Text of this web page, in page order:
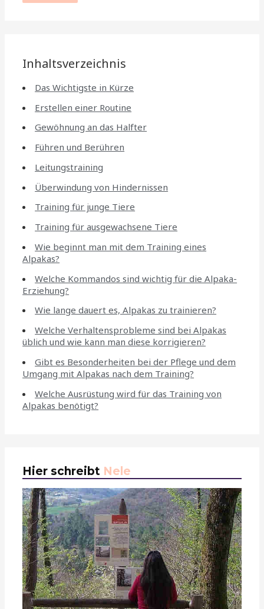
Inhaltsverzeichnis
Das Wichtigste in Kürze
Erstellen einer Routine
Gewöhnung an das Halfter
Führen und Berühren
Leitungstraining
Überwindung von Hindernissen
Training für junge Tiere
Training für ausgewachsene Tiere
Wie beginnt man mit dem Training eines
Alpakas?
Welche Kommandos sind wichtig für die Alpaka-
Erziehung?
Wie lange dauert es, Alpakas zu trainieren?
Welche Verhaltensprobleme sind bei Alpakas
üblich und wie kann man diese korrigieren?
Gibt es Besonderheiten bei der Pflege und dem
Umgang mit Alpakas nach dem Training?
Welche Ausrüstung wird für das Training von
Alpakas benötigt?
Hier schreibt Nele